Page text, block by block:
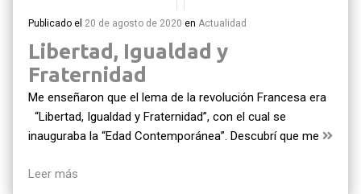
Publicado el 20 de agosto de 2020 en Actualidad
Libertad, Igualdad y
Fraternidad
Me enseñaron que el lema de la revolución Francesa era
“Libertad, Igualdad y Fraternidad”, con el cual se
inauguraba la “Edad Contemporánea”. Descubrí que me
Leer más